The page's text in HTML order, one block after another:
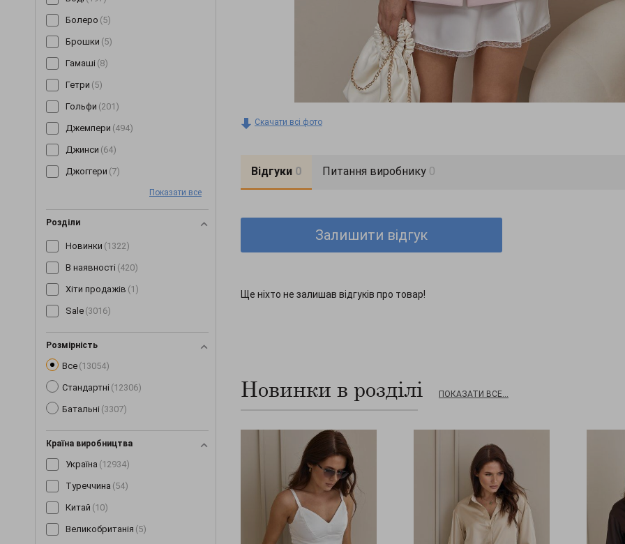
Болеро (5)
Брошки (5)
Гамаші (8)
Гетри (5)
Гольфи (201)
Джемпери (494)
Джинси (64)
Джоггери (7)
Комплекти
Коміри(6)
Корсети(63)
Костюми(1487)
Кофти(138)
Показати все
Розділи
Новинки (1322)
В наявності (420)
Хіти продажів (1)
Sale (3016)
Розмірність
Все (13054)
Стандартні (12306)
Батальні (3307)
Країна виробництва
Україна (12934)
Туреччина (54)
Китай (10)
Великобританія (5)
Скачати всі фото
Відгуки 0 Питання виробнику 0
Залишити відгук
Ще ніхто не залишав відгуків про товар!
Новинки в розділі ПОКАЗАТИ ВСЕ...